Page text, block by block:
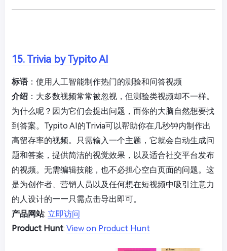
15. Trivia by Typito AI
标语：使用人工智能制作热门的测验和问答视频
介绍 ：大多数视频常常被忽视，但测验类视频却不一样。
为什么呢？因为它们会提出问题，而你的大脑自然想要找
到答案。Typito AI的Trivia可以帮助你在几秒钟内制作出
高留存率的视频。只需输入一个主题，它就会自动生成问
题和答案，提供简洁的视觉效果，以及适合社交平台发布
的视频。无需编辑技能，也不必担心空白页面的问题。这
是为创作者、营销人员以及任何想在短视频中吸引注意力
的人设计的——只需点击导出即可。
产品网站: 立即访问
Product Hunt: View on Product Hunt